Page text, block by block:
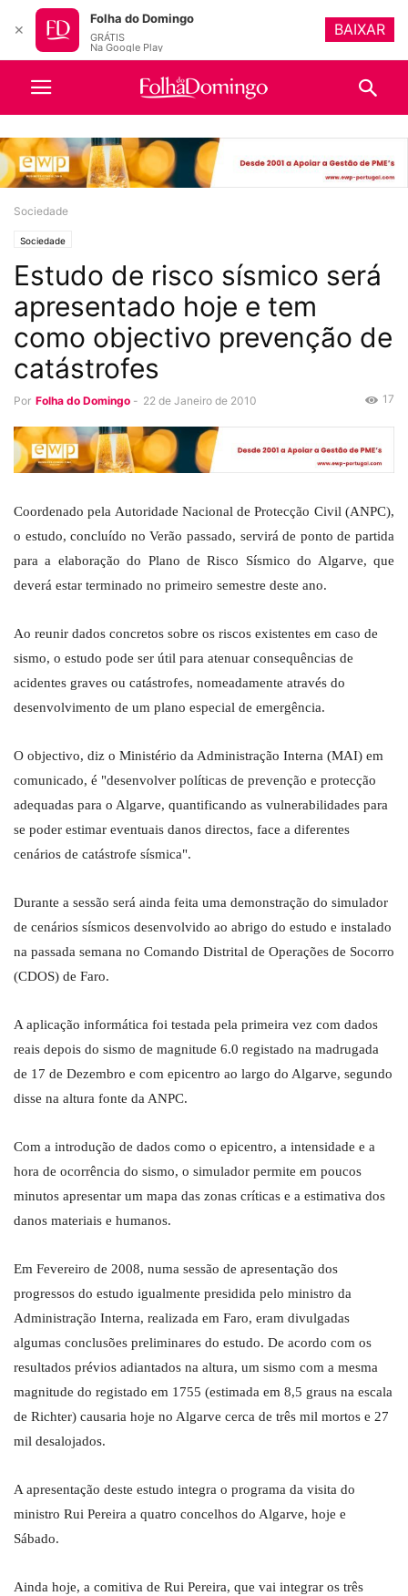
Sociedade
Sociedade
Estudo de risco sísmico será
apresentado hoje e tem
como objectivo prevenção de
catástrofes
Por Folha do Domingo - 22 de Janeiro de 2010 17
Coordenado pela Autoridade Nacional de Protecção Civil (ANPC),
o estudo, concluído no Verão passado, servirá de ponto de partida
para a elaboração do Plano de Risco Sísmico do Algarve, que
deverá estar terminado no primeiro semestre deste ano.
Ao reunir dados concretos sobre os riscos existentes em caso de
sismo, o estudo pode ser útil para atenuar consequências de
acidentes graves ou catástrofes, nomeadamente através do
desenvolvimento de um plano especial de emergência.
O objectivo, diz o Ministério da Administração Interna (MAI) em
comunicado, é "desenvolver políticas de prevenção e protecção
adequadas para o Algarve, quantificando as vulnerabilidades para
se poder estimar eventuais danos directos, face a diferentes
cenários de catástrofe sísmica".
Durante a sessão será ainda feita uma demonstração do simulador
de cenários sísmicos desenvolvido ao abrigo do estudo e instalado
na passada semana no Comando Distrital de Operações de Socorro
(CDOS) de Faro.
A aplicação informática foi testada pela primeira vez com dados
reais depois do sismo de magnitude 6.0 registado na madrugada
de 17 de Dezembro e com epicentro ao largo do Algarve, segundo
disse na altura fonte da ANPC.
Com a introdução de dados como o epicentro, a intensidade e a
hora de ocorrência do sismo, o simulador permite em poucos
minutos apresentar um mapa das zonas críticas e a estimativa dos
danos materiais e humanos.
Em Fevereiro de 2008, numa sessão de apresentação dos
progressos do estudo igualmente presidida pelo ministro da
Administração Interna, realizada em Faro, eram divulgadas
algumas conclusões preliminares do estudo. De acordo com os
resultados prévios adiantados na altura, um sismo com a mesma
magnitude do registado em 1755 (estimada em 8,5 graus na escala
de Richter) causaria hoje no Algarve cerca de três mil mortos e 27
mil desalojados.
A apresentação deste estudo integra o programa da visita do
ministro Rui Pereira a quatro concelhos do Algarve, hoje e
Sábado.
Ainda hoje, a comitiva de Rui Pereira, que vai integrar os três
✕
Folha do Domingo
GRÁTIS
Na Google Play
BAIXAR